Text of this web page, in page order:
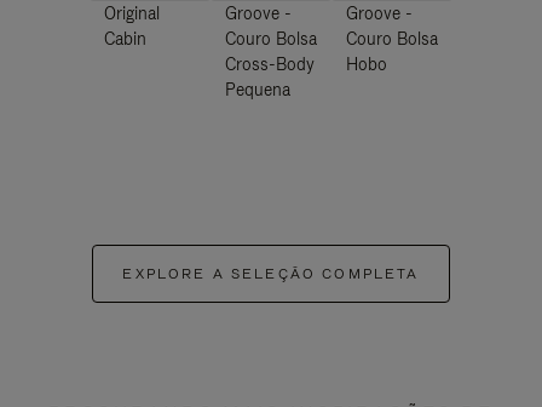
Original
Cabin
Groove -
Couro Bolsa
Cross-Body
Pequena
Groove -
Couro Bolsa
Hobo
EXPLORE A SELEÇÃO COMPLETA